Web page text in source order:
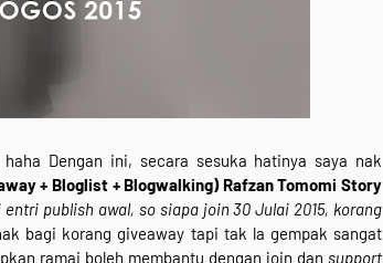
Dengan ini, secara sesuka hatinya saya nak
+ Bloglist + Blogwalking) Rafzan Tomomi Story
entri publish awal, so siapa join 30 Julai 2015, korang
bagi korang giveaway tapi tak la gempak sangat
ramai boleh membantu dengan join dansupport